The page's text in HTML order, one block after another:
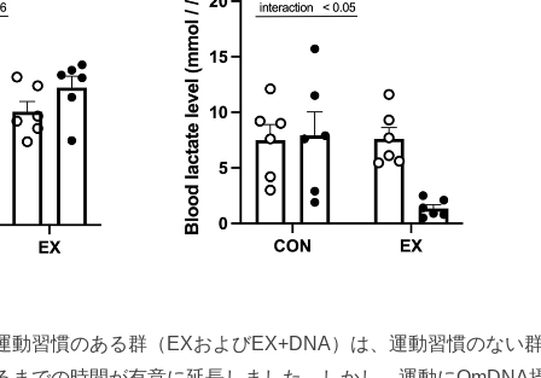
動習慣のある群（EXおよびEX+DNA）は、運動習慣のない